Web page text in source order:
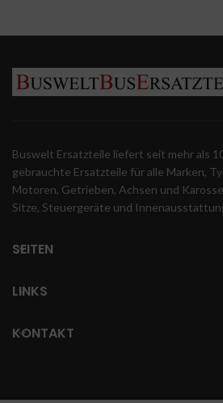
Buswelt Ersatzteile liefert seit mehr als
gebrauchte Ersatzteile für alle Marken,
Motoren, Getrieben, Achsen und
Sitze, Steuergeräte und
SEITEN
LINKS
KONTAKT